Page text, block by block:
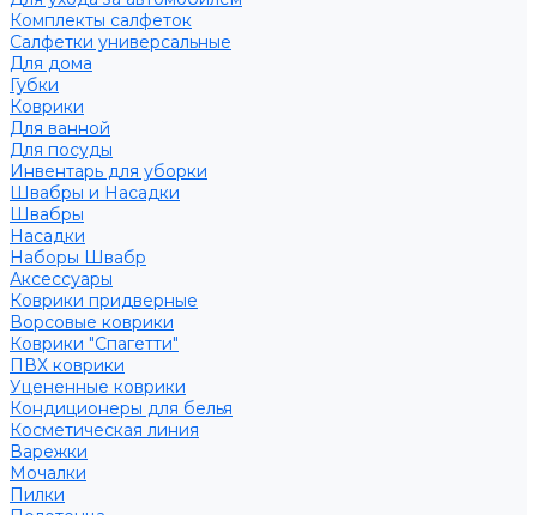
Комплекты салфеток
Салфетки универсальные
Для дома
Губки
Коврики
Для ванной
Для посуды
Инвентарь для уборки
Швабры и Насадки
Швабры
Насадки
Наборы Швабр
Аксессуары
Коврики придверные
Ворсовые коврики
Коврики "Спагетти"
ПВХ коврики
Уцененные коврики
Кондиционеры для белья
Косметическая линия
Варежки
Мочалки
Пилки